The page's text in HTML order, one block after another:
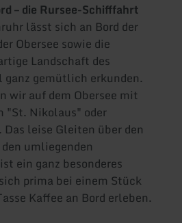
– die Rursee-Schifffahrt
lässt sich an Bord der
Obersee sowie die
Landschaft des
gemütlich erkunden.
wir auf dem Obersee mit
"St. Nikolaus" oder
leise Gleiten über den
umliegenden
ein ganz besonderes
prima bei einem Stück
Kaffee an Bord erleben.